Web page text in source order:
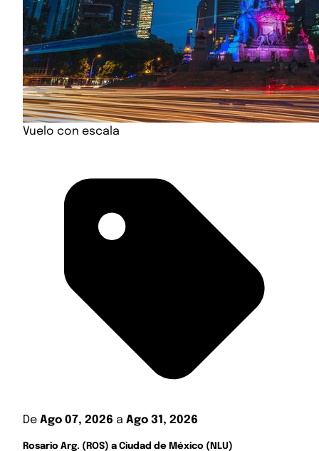
Vuelo con escala
De Ago 07, 2026 a Ago 31, 2026
Rosario Arg. (ROS) a Ciudad de México (NLU)